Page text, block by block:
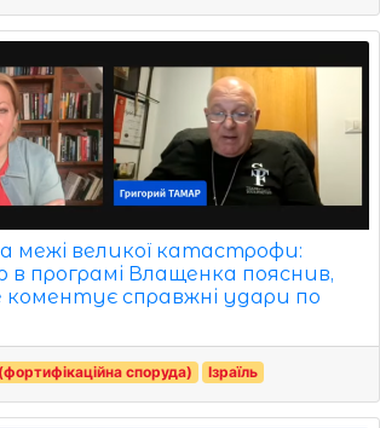
межі великої катастрофи:
в програмі Влащенка пояснив,
коментує справжні удари по
споруда) Ізраїль